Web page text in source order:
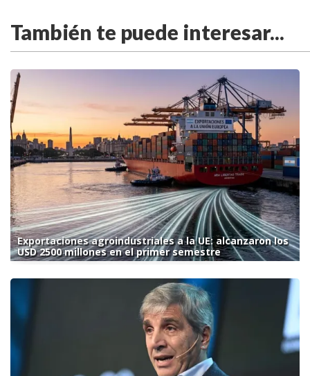
También te puede interesar...
Exportaciones agroindustriales a la UE: alcanzaron los
USD 2500 millones en el primer semestre